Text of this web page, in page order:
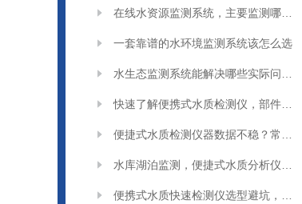
一套靠谱的水环境监测系统该怎么选